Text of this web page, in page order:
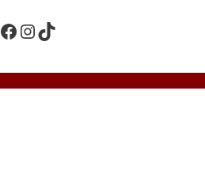
Facebook
Instagram
TikTok